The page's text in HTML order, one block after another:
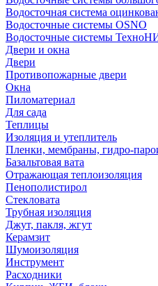
Водосточная система
Водосточные системы OSNO
Водосточные системы
Двери и окна
Двери
Противопожарные двери
Окна
Пиломатериал
Для сада
Теплицы
Изоляция и утеплитель
Пленки, мембраны, гидро-
Базальтовая вата
Отражающая теплоизоляция
Пенополистирол
Стекловата
Трубная изоляция
Джут, пакля, жгут
Керамзит
Шумоизоляция
Инструмент
Расходники